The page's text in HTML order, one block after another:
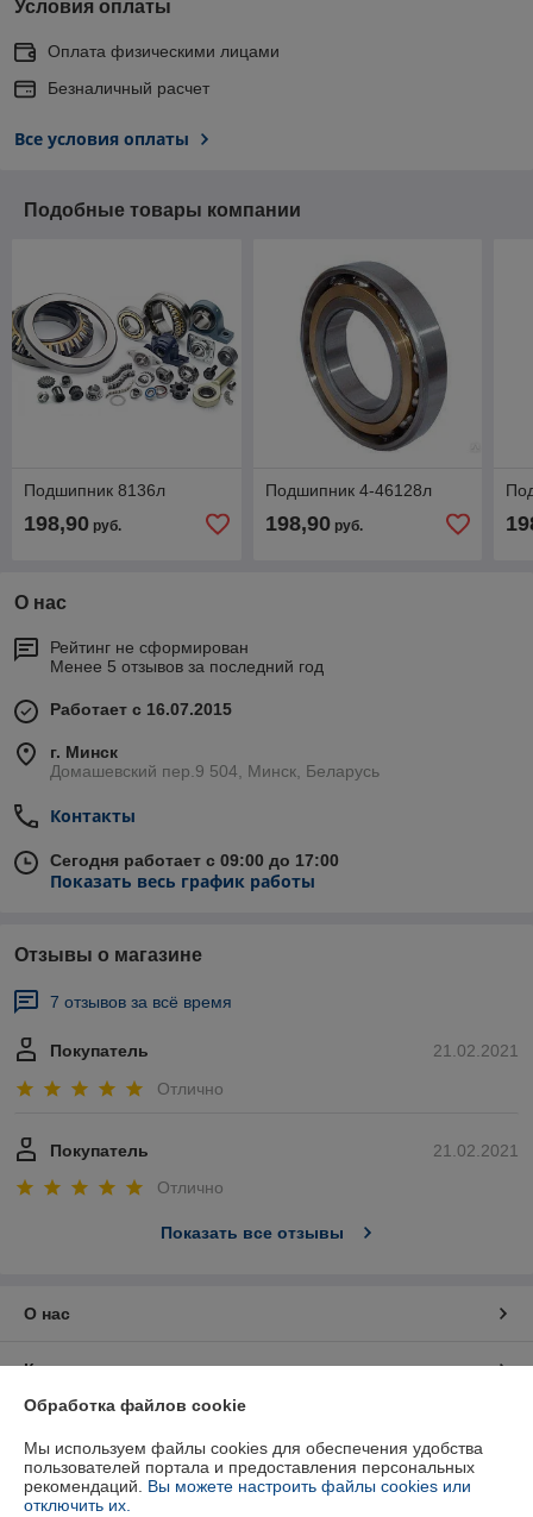
Условия оплаты
Оплата физическими лицами
Безналичный расчет
Все условия оплаты
Подобные товары компании
Подшипник 8136л
198,90 руб.
Подшипник 4-46128л
198,90руб.
О нас
Рейтинг не сформирован
Менее 5 отзывов за последний год
Работает с 16.07.2015
г. Минск
Домашевский пер.9 504, Минск, Беларусь
Контакты
Сегодня работает с 09:00 до 17:00
Показать весь график работы
Отзывы о магазине
7 отзывов за всё время
21.02.2021
Покупатель
Отлично
21.02.2021
Покупатель
Отлично
Показать все отзывы
О нас
Контакты
График работы
Обработка файлов cookie
Мы используем файлы cookies для обеспечения удобства
пользователей портала и предоставления персональных
рекомендаций. Вы можете настроить файлы cookies или
отключить их.